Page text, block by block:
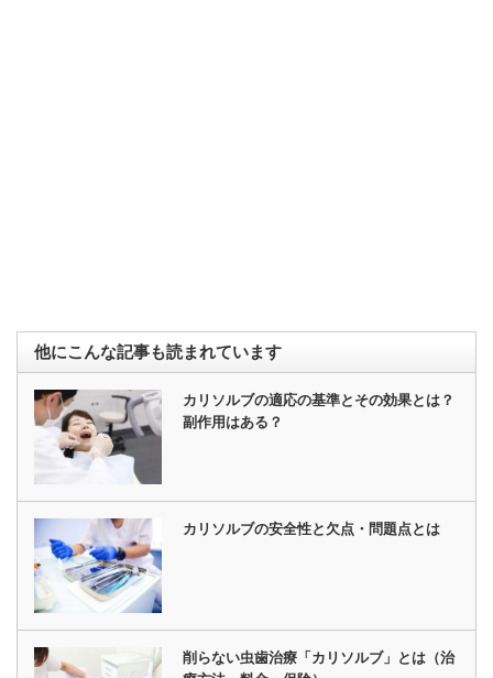
他にこんな記事も読まれています
カリソルブの適応の基準とその効果とは？
副作用はある？
カリソルブの安全性と欠点・問題点とは
削らない虫歯治療「カリソルブ」とは（治